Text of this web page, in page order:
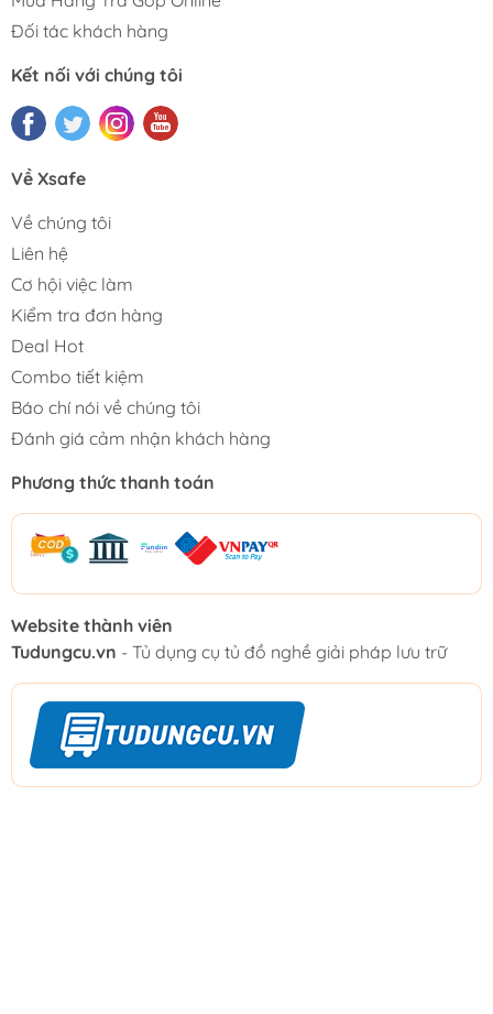
Đối tác khách hàng
Kết nối với chúng tôi
Về Xsafe
Về chúng tôi
Liên hệ
Cơ hội việc làm
Kiểm tra đơn hàng
Deal Hot
Combo tiết kiệm
Báo chí nói về chúng tôi
Đánh giá cảm nhận khách hàng
Phương thức thanh toán
Website thành viên
Tudungcu.vn - Tủ dụng cụ tủ đồ nghề giải pháp lưu trữ